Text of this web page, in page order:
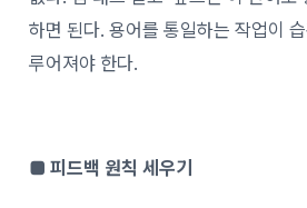
하면 된다. 용어를 통일하는 작업이
루어져야 한다.
■ 피드백 원칙 세우기